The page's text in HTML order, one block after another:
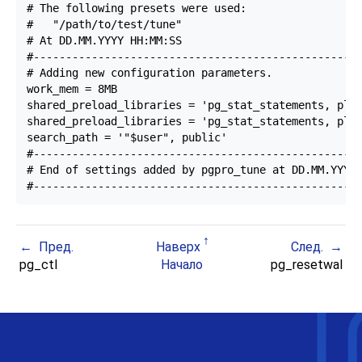
# The following presets were used:
#	"/path/to/test/tune"
# At DD.MM.YYYY HH:MM:SS
# Adding new configuration parameters.
work_mem = 8MB
shared_preload_libraries = 'pg_stat_statements,
shared_preload_libraries = 'pg_stat_statements,
search_path = '"$user", public'
# End of settings added by pgpro_tune at DD.MM.YYYY
Пред. Наверх
След.
pg_ctl
Начало pg_resetwal